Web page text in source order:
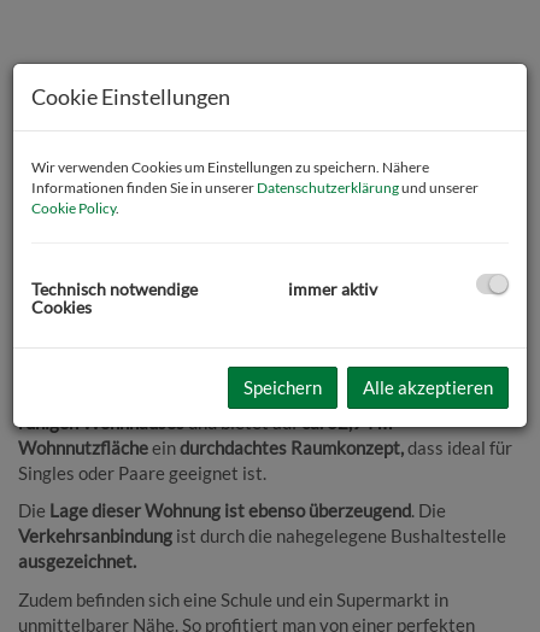
Beschreibung
befindet sich im 2. Stockeines
ruhigen Wohnhausesund bietet aufca. 62,94 m²
Wohnnutzflächeeindurchdachtes Raumkonzept,dass ideal für
Singles oder Paare geeignet ist.
Die Lage dieser Wohnung ist ebenso überzeugend. Die
Verkehrsanbindung ist durch die nahegelegene Bushaltestelle
ausgezeichnet.
Zudem befinden sich eine Schule und ein Supermarkt in
unmittelbarer Nähe. So profitiert man von einer perfekten
Cookie Einstellungen
Wir verwenden Cookies um Einstellungen zu speichern. Nähere
Informationen finden Sie in unserer Datenschutzerklärungund unserer
Cookie Policy.
Technisch notwendige
Cookies
immer aktiv
Speichern Alle akzeptieren